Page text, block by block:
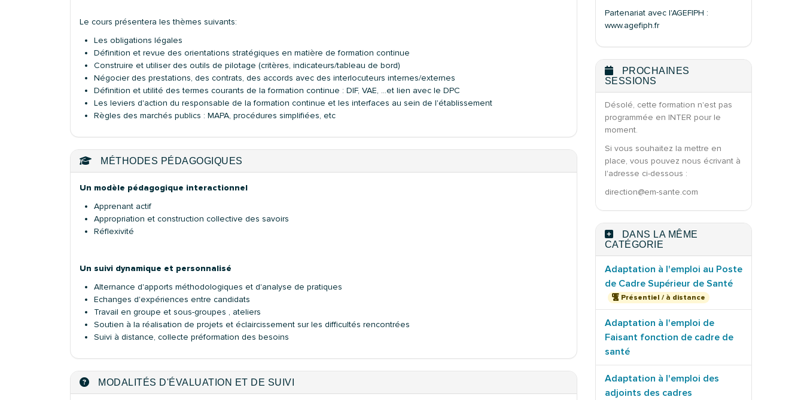
Le cours présentera les thèmes suivants:
Les obligations légales
Définition et revue des orientations stratégiques en matière de formation continue
Construire et utiliser des outils de pilotage (critères, indicateurs/tableau de bord)
Négocier des prestations, des contrats, des accords avec des interlocuteurs internes/externes
Définition et utilité des termes courants de la formation continue : DIF, VAE, …et lien avec le DPC
Les leviers d'action du responsable de la formation continue et les interfaces au sein de l'établissement
Règles des marchés publics : MAPA, procédures simplifiées, etc
MÉTHODES PÉDAGOGIQUES
Un modèle pédagogique interactionnel
Apprenant actif
Appropriation et construction collective des savoirs
Réflexivité
Un suivi dynamique et personnalisé
Alternance d'apports méthodologiques et d'analyse de pratiques
Echanges d'expériences entre candidats
Travail en groupe et sous-groupes , ateliers
Soutien à la réalisation de projets et éclaircissement sur les difficultés rencontrées
Suivi à distance, collecte préformation des besoins
MODALITÉS D'ÉVALUATION ET DE SUIVI
Partenariat avec l'AGEFIPH :
www.agefiph.fr
PROCHAINES
SESSIONS
Désolé, cette formation n'est pas
programmée en INTER pour le
moment.
Si vous souhaitez la mettre en
place, vous pouvez nous écrivant à
l'adresse ci-dessous :
direction@em-sante.com
DANS LA MÊME
CATÉGORIE
Adaptation à l'emploi au Poste
de Cadre Supérieur de Santé
Présentiel / à distance
Adaptation à l'emploi de
Faisant fonction de cadre de
santé
Adaptation à l'emploi des
adjoints des cadres